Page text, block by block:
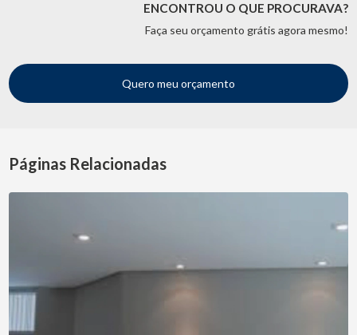
ENCONTROU O QUE PROCURAVA?
Faça seu orçamento grátis agora mesmo!
Quero meu orçamento
Páginas Relacionadas